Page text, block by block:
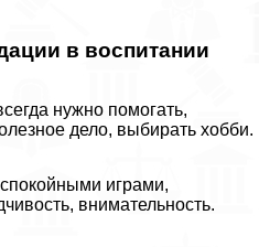
в воспитании
нужно помогать,
дело, выбирать хобби.
играми,
внимательность.